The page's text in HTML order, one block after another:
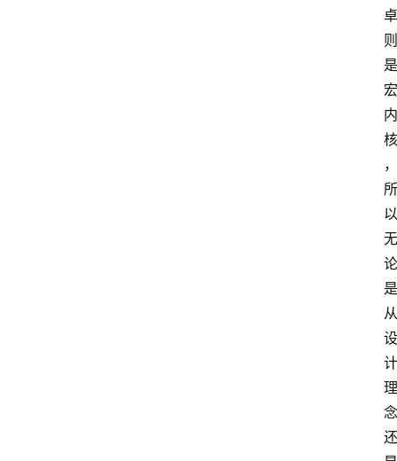
卓
则
是
宏
内
核
，
所
以
无
论
是
从
设
计
理
念
还